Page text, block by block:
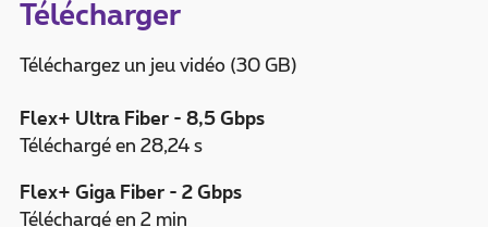
Télécharger
Téléchargez un jeu vidéo (30 GB)
Flex+ Ultra Fiber - 8,5 Gbps
Téléchargé en 28,24 s
Flex+ Giga Fiber - 2 Gbps
Téléchargé en 2 min